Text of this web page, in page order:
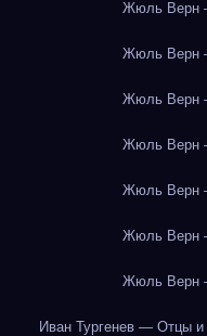
Жюль Верн
Жюль Верн
Жюль Верн
Жюль Верн
Жюль Верн
Жюль Верн
Жюль Верн
Иван Тургенев — Отцы и